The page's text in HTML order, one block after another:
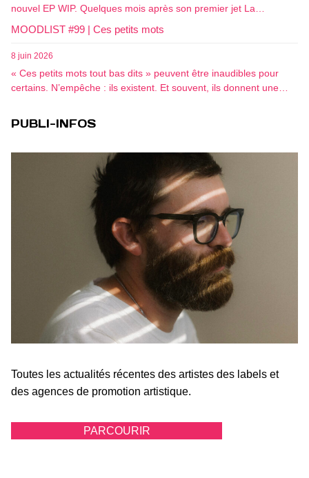
nouvel EP WIP. Quelques mois après son premier jet La…
MOODLIST #99 | Ces petits mots
8 juin 2026
« Ces petits mots tout bas dits » peuvent être inaudibles pour
certains. N’empêche : ils existent. Et souvent, ils donnent une…
PUBLI-INFOS
Toutes les actualités récentes des artistes des labels et
des agences de promotion artistique.
PARCOURIR